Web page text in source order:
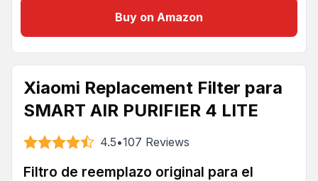
Buy on Amazon
Xiaomi Replacement Filter para
SMART AIR PURIFIER 4 LITE
4.5•107 Reviews
Filtro de reemplazo original para el